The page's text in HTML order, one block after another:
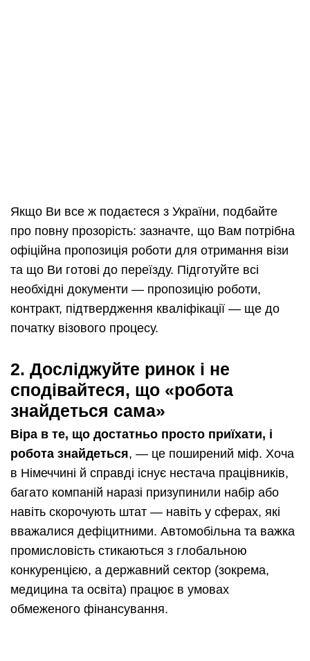
Якщо Ви все ж подаєтеся з України, подбайте
про повну прозорість: зазначте, що Вам потрібна
офіційна пропозиція роботи для отримання візи
та що Ви готові до переїзду. Підготуйте всі
необхідні документи — пропозицію роботи,
контракт, підтвердження кваліфікації — ще до
початку візового процесу.
2. Досліджуйте ринок і не
сподівайтеся, що «робота
знайдеться сама»
Віра в те, що достатньо просто приїхати, і
робота знайдеться, — це поширений міф. Хоча
в Німеччині й справді існує нестача працівників,
багато компаній наразі призупинили набір або
навіть скорочують штат — навіть у сферах, які
вважалися дефіцитними. Автомобільна та важка
промисловість стикаються з глобальною
конкуренцією, а державний сектор (зокрема,
медицина та освіта) працює в умовах
обмеженого фінансування.